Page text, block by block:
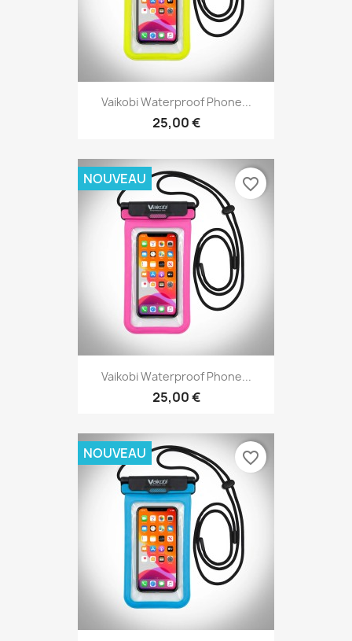
Vaikobi Waterproof Phone...
25,00 €
Vaikobi Waterproof Phone...
25,00 €
NOUVEAU favorite_border
NOUVEAU favorite_border